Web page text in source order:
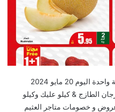
تخفيضات و عروض العثيم بصفحة واحدة اليوم 20 مايو 2024
12 ذو القعدة 1445 مهرجان الطازج & كيلو عليك وكيلو
و خصومات متاجر العثيم